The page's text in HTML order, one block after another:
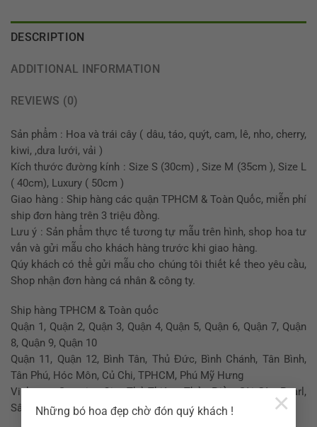
Những bó hoa đẹp chờ đón quý khách ! ×
DESCRIPTION
ADDITIONAL INFORMATION
REVIEWS (0)
Sản phẩm : Hoa và trái cây ( dâu, táo, quýt, cam, lê, nho, cherry,
kiwi, ,dưa lưới, vải )
Kích thước đường kính : Size S (30cm) , Size M (35cm ), Size L
( 40cm), Luxury ( 50cm )
Giao hàng : Ship hàng các quận TPHCM & Toàn Quốc, miễn phí
ship đơn hàng trên 3 triệu đồng.
Lưu ý : Sản phẩm thực tế tương tự mẫu trên hình, shop hoa tư
vấn và gửi mẫu cho khách hàng trước khi giao hàng.
Qúy khách có thể gửi mẫu cho chúng tôi thiết kế theo yêu cầu,
Shop nhận đơn hàng cá nhân & công ty.
Ship hàng TPHCM & Toàn quốc
Quận 1, Quận 2, Quận 3, Quận 4, Quận 5, Quận 6, Quận 7, Quận
8, Quận 9, Quận 10
Quận 11, Quận 12, Bình Tân, Thủ Đức, Bình Chánh, Tân Bình,
Tân Phú, Hóc Môn, Củ Chi, TPHCM, Phú Mỹ Hưng
Vinhome, Suncrise City, Thủ Thiêm, Thảo Điền, Sài Gòn Pearl,
Sân bay Tân Sơn Nhất..